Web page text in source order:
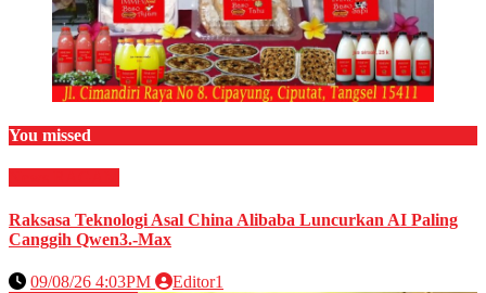
You missed
Raksasa Teknologi Asal China Alibaba Luncurkan AI Paling
Canggih Qwen3.-Max
09/08/26 4:03PM
Editor1